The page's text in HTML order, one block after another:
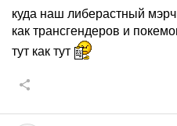
куда наш либерастный
как трансгендеров и
тут как тут